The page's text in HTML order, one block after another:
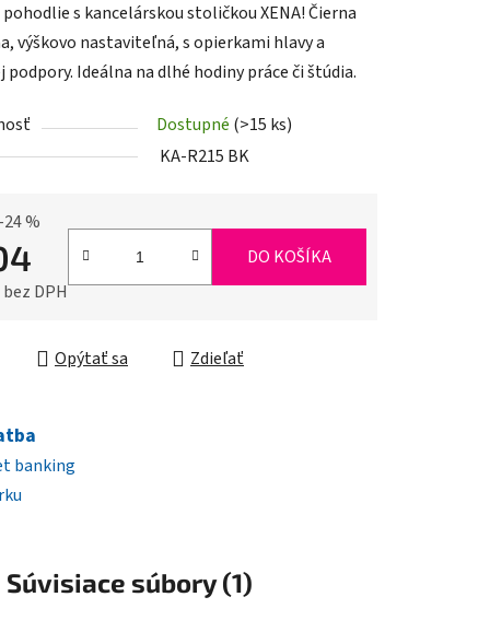
s kancelárskou stoličkou XENA! Čierna
výškovo nastaviteľná, s opierkami hlavy a
podpory. Ideálna na dlhé hodiny práce či štúdia.
Dostupné (>15 ks)
KA-R215 BK
%
DPH
DO KOŠÍKA
Opýtať sa Zdieľať
banking
Súvisiace súbory (1)